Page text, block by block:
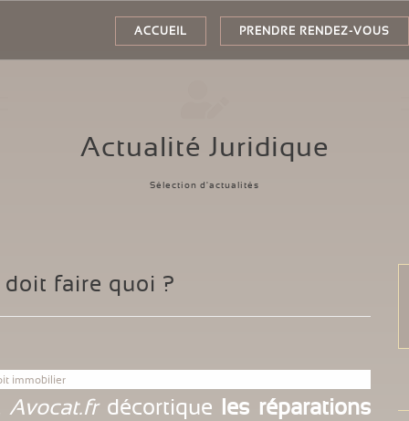
ACCUEIL PRENDRE RENDEZ-VOUS
Actualité Juridique
Sélection d'actualités
faire quoi ?
immobilier
Avocat.frdécortique
les réparations